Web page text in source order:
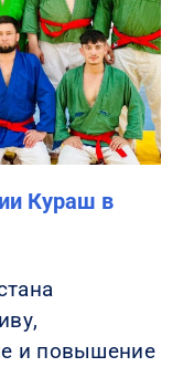
Кураш в
и повышение